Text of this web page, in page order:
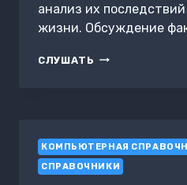
анализ их
жизни. Обсуждение
СЛУШАТЬ САМЫЕ
КОМПЬЮТЕРНАЯ
СПРАВОЧНИКИ